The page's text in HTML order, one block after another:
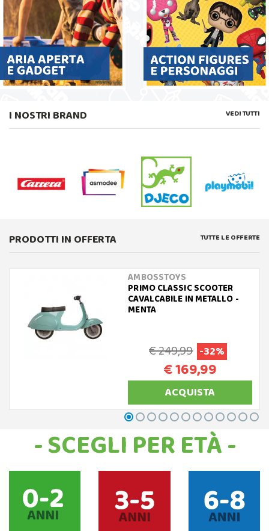
I NOSTRI BRAND VEDI TUTTI
PRODOTTI IN OFFERTA TUTTE LE OFFERTE
AMBOSSTOYS
PRIMO CLASSIC SCOOTER
CAVALCABILE IN METALLO -
MENTA
€ 249,99 -32%
€ 169,99
ACQUISTA
- SCEGLI PER ETÀ -